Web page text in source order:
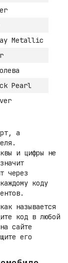
Metallic
Pearl
а
и цифры не
через
коду
называется
код в любой
сайте
его